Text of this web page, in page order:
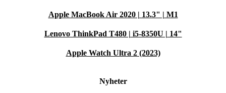
Apple MacBook Air 2020 | 13.3" | M1
Lenovo ThinkPad T480 | i5-8350U | 14"
Apple Watch Ultra 2 (2023)
Nyheter